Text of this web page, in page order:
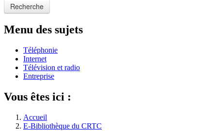
Recherche
Menu des sujets
Téléphonie
Internet
Télévision et radio
Entreprise
Vous êtes ici :
Accueil
E-Bibliothèque du CRTC